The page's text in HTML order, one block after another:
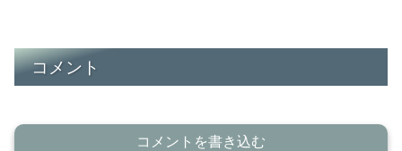
コメント
コメントを書き込む